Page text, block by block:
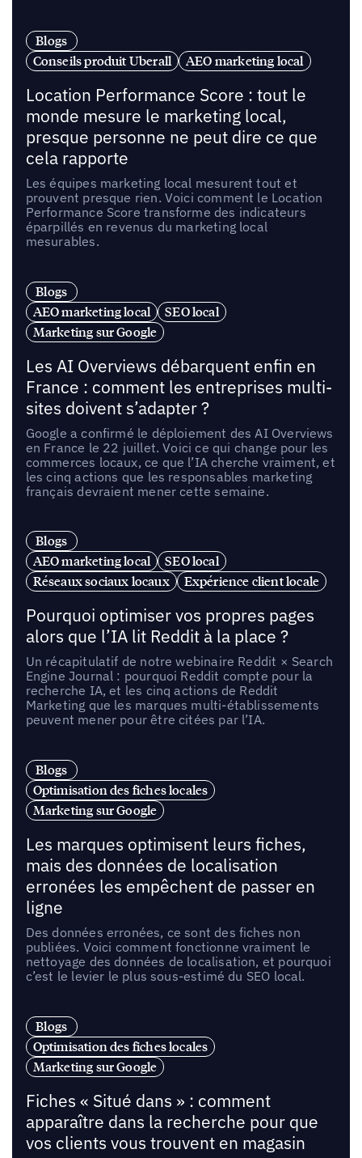
Blogs
Conseils produit Uberall
AEO marketing local
Location Performance Score : tout le
monde mesure le marketing local,
presque personne ne peut dire ce que
cela rapporte
Les équipes marketing local mesurent tout et
prouvent presque rien. Voici comment le Location
Performance Score transforme des indicateurs
éparpillés en revenus du marketing local
mesurables.
Blogs
AEO marketing local
SEO local
Marketing sur Google
Les AI Overviews débarquent enfin en
France : comment les entreprises multi-
sites doivent s’adapter ?
Google a confirmé le déploiement des AI Overviews
en France le 22 juillet. Voici ce qui change pour les
commerces locaux, ce que l’IA cherche vraiment, et
les cinq actions que les responsables marketing
français devraient mener cette semaine.
Blogs
AEO marketing local
SEO local
Réseaux sociaux locaux
Expérience client locale
Pourquoi optimiser vos propres pages
alors que l’IA lit Reddit à la place ?
Un récapitulatif de notre webinaire Reddit × Search
Engine Journal : pourquoi Reddit compte pour la
recherche IA, et les cinq actions de Reddit
Marketing que les marques multi-établissements
peuvent mener pour être citées par l’IA.
Blogs
Optimisation des fiches locales
Marketing sur Google
Les marques optimisent leurs fiches,
mais des données de localisation
erronées les empêchent de passer en
ligne
Des données erronées, ce sont des fiches non
publiées. Voici comment fonctionne vraiment le
nettoyage des données de localisation, et pourquoi
c’est le levier le plus sous-estimé du SEO local.
Blogs
Optimisation des fiches locales
Marketing sur Google
Fiches « Situé dans » : comment
apparaître dans la recherche pour que
vos clients vous trouvent en magasin